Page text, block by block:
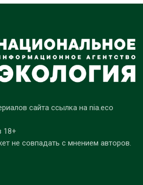
сайта ссылка на nia.eco
18+
не совпадать с мнением авторов.